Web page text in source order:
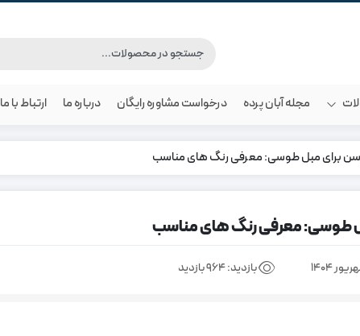
مجله آبان پرده درخواست مشاوره رایگان درباره ما ارتباط با ما
برای مبل طوسی: معرفی رنگ های مناسب
طوسی: معرفی رنگ های مناسب
بازدید:964 بازدید